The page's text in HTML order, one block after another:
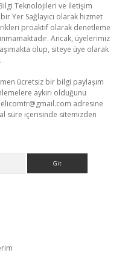
Teknolojileri ve İletişim
Yer Sağlayıcı olarak hizmet
proaktif olarak denetleme
Ancak, üyelerimiz
olup, siteye üye olarak
ücretsiz bir bilgi paylaşım
aykırı olduğunu
adresine
süre içerisinde sitemizden